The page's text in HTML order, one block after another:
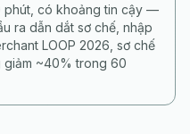
phút, có khoảng tin cậy —
ra dẫn dắt sơ chế, nhập
LOOP 2026, sơ chế
giảm ~40% trong 60